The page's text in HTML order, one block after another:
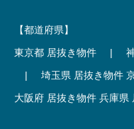
【都道府県】
東京都 居抜き物件
|
|
埼玉県 居抜き物件
大阪府 居抜き物件 兵庫県